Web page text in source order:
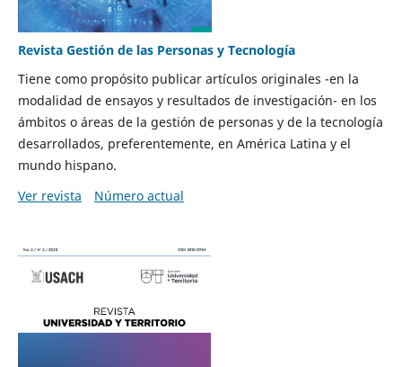
Revista Gestión de las Personas y Tecnología
Tiene como propósito publicar artículos originales -en la
modalidad de ensayos y resultados de investigación- en los
ámbitos o áreas de la gestión de personas y de la tecnología
desarrollados, preferentemente, en América Latina y el
mundo hispano.
Ver revista
Número actual